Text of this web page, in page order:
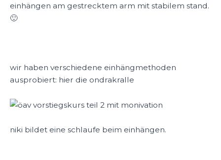
einhängen am gestrecktem arm mit stabilem stand.
🙂
wir haben verschiedene einhängmethoden
ausprobiert: hier die ondrakralle
niki bildet eine schlaufe beim einhängen.